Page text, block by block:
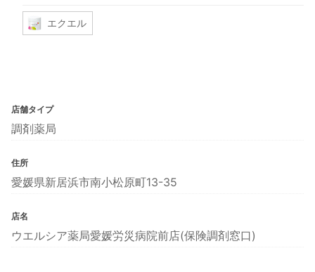
エクエル
店舗タイプ
調剤薬局
住所
愛媛県新居浜市南小松原町13-35
店名
ウエルシア薬局愛媛労災病院前店(保険調剤窓口)